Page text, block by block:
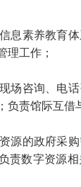
息素养教育
理工作；
场咨询、电
负责馆际互借
源的政府采
责数字资源